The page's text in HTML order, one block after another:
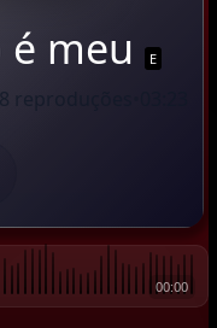
é meu E
8 reproduções
00:00